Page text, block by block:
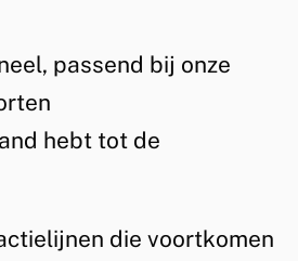
passend bij onze
hebt tot de
die voortkomen